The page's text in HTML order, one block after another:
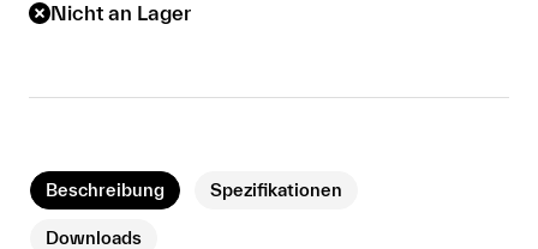
Nicht an Lager
Beschreibung Spezifikationen
Downloads